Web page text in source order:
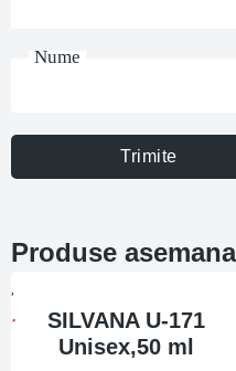
Nume
Trimite
Produse
SILVANA U-171
Unisex,50 ml